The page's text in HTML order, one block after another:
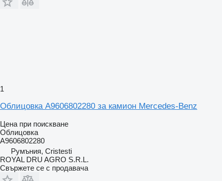
1
Облицовка A9606802280 за камион Mercedes-Benz
Цена при поискване
Облицовка
A9606802280
Румъния, Cristesti
ROYAL DRU AGRO S.R.L.
Свържете се с продавача